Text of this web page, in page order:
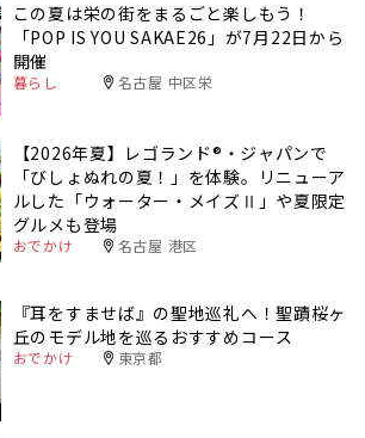
この夏は栄の街をまるごと楽しもう！
「POP IS YOU SAKAE26」が7月22日から
開催
暮らし 名古屋 中区栄
【2026年夏】レゴランド®・ジャパンで
「びしょぬれの夏！」を体験。リニューア
ルした「ウォーター・メイズⅡ」や夏限定
グルメも登場
おでかけ 名古屋 港区
『耳をすませば』の聖地巡礼へ！聖蹟桜ヶ
丘のモデル地を巡るおすすめコース
おでかけ 東京都